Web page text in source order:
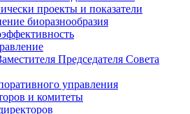
проекты и показатели
биоразнообразия
Председателя Совета
управления
и комитеты